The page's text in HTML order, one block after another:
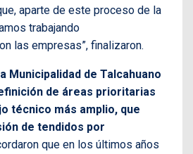
aparte de este proceso de la
trabajando
las empresas”, finalizaron.
Municipalidad de Talcahuano
de áreas prioritarias
técnico más amplio, que
de tendidos por
que en los últimos años